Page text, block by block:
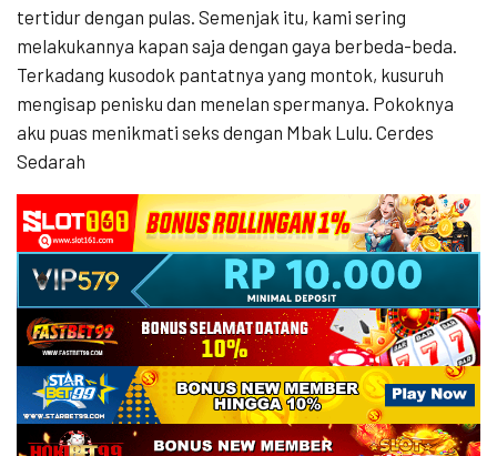
tertidur dengan pulas. Semenjak itu, kami sering
melakukannya kapan saja dengan gaya berbeda-beda.
Terkadang kusodok pantatnya yang montok, kusuruh
mengisap penisku dan menelan spermanya. Pokoknya
aku puas menikmati seks dengan Mbak Lulu. Cerdes
Sedarah